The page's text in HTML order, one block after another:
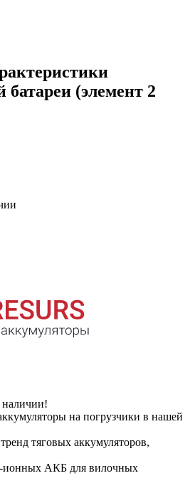
батареи (элемент 2
на погрузчики в нашей
тяговых аккумуляторов,
ионных АКБ для вилочных